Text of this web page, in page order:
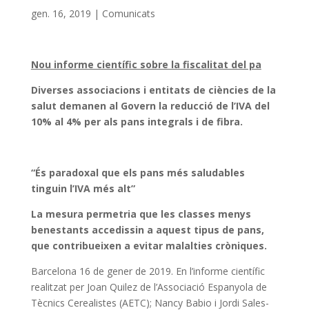
gen. 16, 2019 | Comunicats
Nou informe científic sobre la fiscalitat del pa
Diverses associacions i entitats de ciències de la
salut demanen al Govern la reducció de l’IVA del
10% al 4% per als pans integrals i de fibra.
“És paradoxal que els pans més saludables
tinguin l’IVA més alt”
La mesura permetria que les classes menys
benestants accedissin a aquest tipus de pans,
que contribueixen a evitar malalties cròniques.
Barcelona 16 de gener de 2019. En l’informe científic
realitzat per Joan Quilez de l’Associació Espanyola de
Tècnics Cerealistes (AETC); Nancy Babio i Jordi Sales-